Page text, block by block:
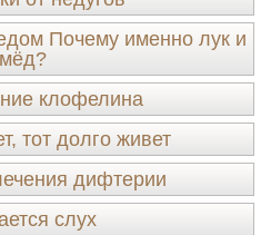
Почему именно лук и
мёд?
клофелина
тот долго живет
дифтерии
слух